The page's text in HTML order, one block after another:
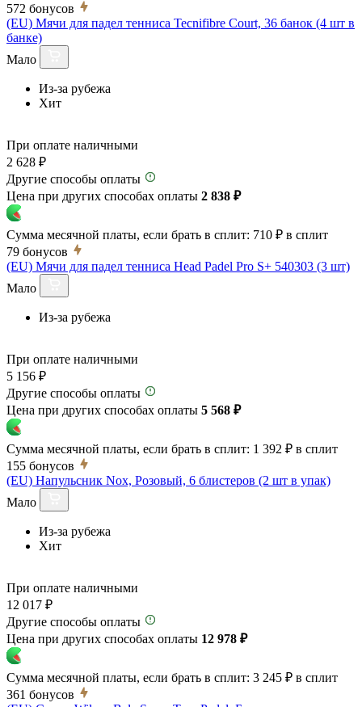
572 бонусов
(EU) Мячи для падел тенниса Tecnifibre Court, 36 банок (4 шт в
банке)
Мало
Из-за рубежа
Хит
При оплате наличными
2 628 ₽
Другие способы оплаты
Цена при других способах оплаты 2 838 ₽
Сумма месячной платы, если брать в сплит: 710 ₽ в сплит
79 бонусов
(EU) Мячи для падел тенниса Head Padel Pro S+ 540303 (3 шт)
Мало
Из-за рубежа
При оплате наличными
5 156 ₽
Другие способы оплаты
Цена при других способах оплаты 5 568 ₽
Сумма месячной платы, если брать в сплит: 1 392 ₽ в сплит
155 бонусов
(EU) Напульсник Nox, Розовый, 6 блистеров (2 шт в упак)
Мало
Из-за рубежа
Хит
При оплате наличными
12 017 ₽
Другие способы оплаты
Цена при других способах оплаты 12 978 ₽
Сумма месячной платы, если брать в сплит: 3 245 ₽ в сплит
361 бонусов